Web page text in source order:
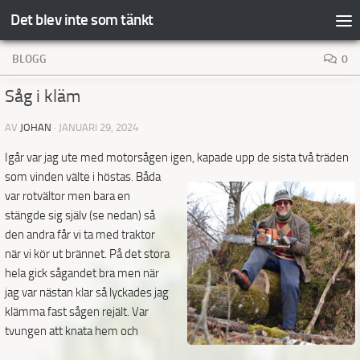
Hoppa till innehåll
Det blev inte som tänkt
BLOGG 0
Såg i kläm
AV JOHAN · JANUARI 29, 2024
Igår var jag ute med motorsågen igen, kapade upp de sista två träden
som vinden välte i höstas. Båda
var rotvältor men bara en
stängde sig själv (se nedan) så
den andra får vi ta med traktor
när vi kör ut brännet. På det stora
hela gick sågandet bra men när
jag var nästan klar så lyckades jag
klämma fast sågen rejält. Var
tvungen att knata hem och